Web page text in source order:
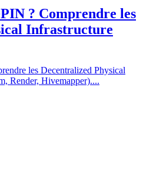
? Comprendre les
Infrastructure
les Decentralized Physical
Render, Hivemapper)....